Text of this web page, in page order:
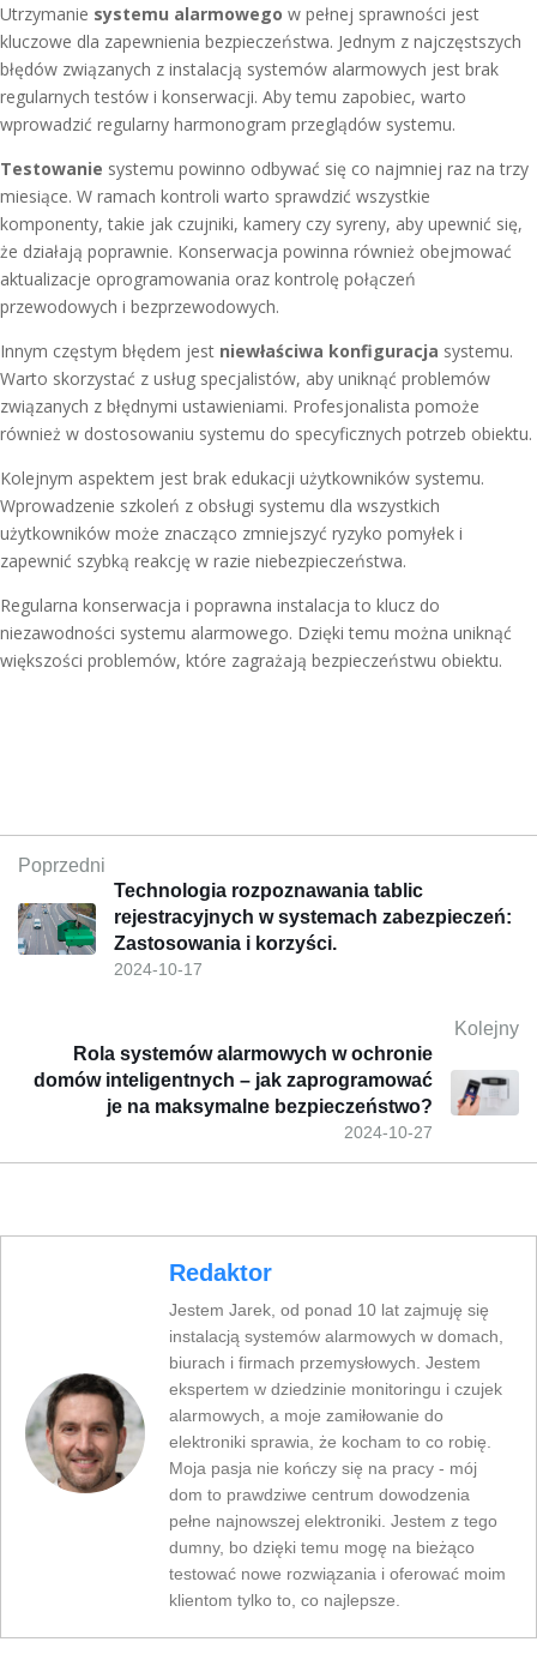
Utrzymanie systemu alarmowego w pełnej sprawności jest
kluczowe dla zapewnienia bezpieczeństwa. Jednym z najczęstszych
błędów związanych z instalacją systemów alarmowych jest brak
regularnych testów i konserwacji. Aby temu zapobiec, warto
wprowadzić regularny harmonogram przeglądów systemu.
Testowanie systemu powinno odbywać się co najmniej raz na trzy
miesiące. W ramach kontroli warto sprawdzić wszystkie
komponenty, takie jak czujniki, kamery czy syreny, aby upewnić się,
że działają poprawnie. Konserwacja powinna również obejmować
aktualizacje oprogramowania oraz kontrolę połączeń
przewodowych i bezprzewodowych.
Innym częstym błędem jest niewłaściwa konfiguracja systemu.
Warto skorzystać z usług specjalistów, aby uniknąć problemów
związanych z błędnymi ustawieniami. Profesjonalista pomoże
również w dostosowaniu systemu do specyficznych potrzeb obiektu.
Kolejnym aspektem jest brak edukacji użytkowników systemu.
Wprowadzenie szkoleń z obsługi systemu dla wszystkich
użytkowników może znacząco zmniejszyć ryzyko pomyłek i
zapewnić szybką reakcję w razie niebezpieczeństwa.
Regularna konserwacja i poprawna instalacja to klucz do
niezawodności systemu alarmowego. Dzięki temu można uniknąć
większości problemów, które zagrażają bezpieczeństwu obiektu.
Poprzedni
2024-10-17
Technologia rozpoznawania tablic
rejestracyjnych w systemach zabezpieczeń:
Zastosowania i korzyści.
Kolejny
2024-10-27
Rola systemów alarmowych w ochronie
domów inteligentnych – jak zaprogramować
je na maksymalne bezpieczeństwo?
Redaktor
Jestem Jarek, od ponad 10 lat zajmuję się
instalacją systemów alarmowych w domach,
biurach i firmach przemysłowych. Jestem
ekspertem w dziedzinie monitoringu i czujek
alarmowych, a moje zamiłowanie do
elektroniki sprawia, że kocham to co robię.
Moja pasja nie kończy się na pracy - mój
dom to prawdziwe centrum dowodzenia
pełne najnowszej elektroniki. Jestem z tego
dumny, bo dzięki temu mogę na bieżąco
testować nowe rozwiązania i oferować moim
klientom tylko to, co najlepsze.